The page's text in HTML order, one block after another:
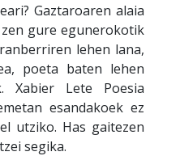
Gaztaroaren alaia
gure egunerokotik
lehen lana,
poeta baten lehen
Xabier Lete Poesia
esandakoek ez
utziko. Has gaitezen
segika.